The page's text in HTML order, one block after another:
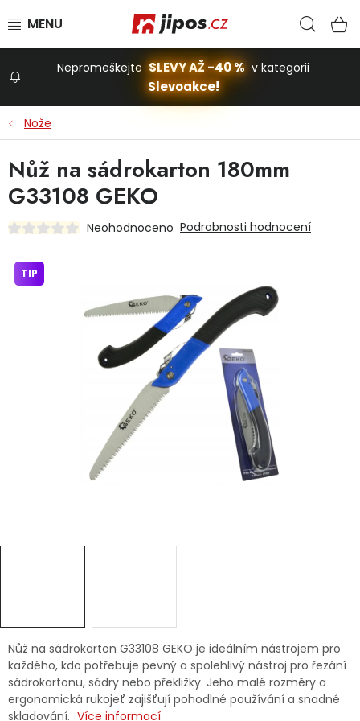
Stavba a dům
Domácnost
Dětská hřiště
Autodoplňky
Vánoce
Značky
Nepromeškejte SLEVY AŽ -40 % v kategorii
Slevoakce!
Nože
Nůž na sádrokarton G33108 GEKO je ideálním nástrojem pro
každého, kdo potřebuje pevný a spolehlivý nástroj pro řezání
sádrokartonu, sádry nebo překližky. Jeho malé rozměry a
ergonomická rukojeť zajišťují pohodlné používání a snadné
skladování. Více informací
Nůž na sádrokarton 180mm
G33108 GEKO
Neohodnoceno Podrobnosti hodnocení
TIP